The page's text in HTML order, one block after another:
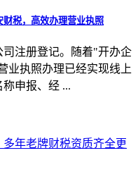
税，高效办理营业执照
注册登记。随着"开办企
业执照办理已经实现线上
申报、经 ...